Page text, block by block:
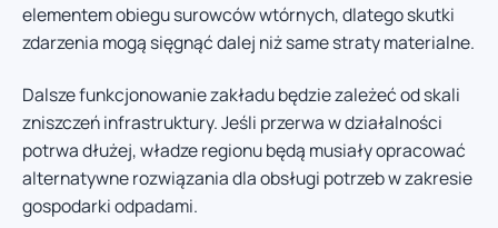
elementem obiegu surowców wtórnych, dlatego skutki
zdarzenia mogą sięgnąć dalej niż same straty materialne.
Dalsze funkcjonowanie zakładu będzie zależeć od skali
zniszczeń infrastruktury. Jeśli przerwa w działalności
potrwa dłużej, władze regionu będą musiały opracować
alternatywne rozwiązania dla obsługi potrzeb w zakresie
gospodarki odpadami.